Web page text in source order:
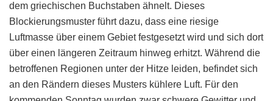
dem griechischen Buchstaben ähnelt. Dieses
Blockierungsmuster führt dazu, dass eine riesige
Luftmasse über einem Gebiet festgesetzt wird und sich dort
über einen längeren Zeitraum hinweg erhitzt. Während die
betroffenen Regionen unter der Hitze leiden, befindet sich
an den Rändern dieses Musters kühlere Luft. Für den